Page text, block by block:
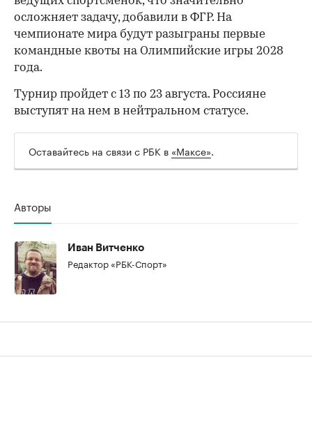
осложняет задачу, добавили в ФГР. На
чемпионате мира будут разыграны первые
командные квоты на Олимпийские игры 2028
года.
Турнир пройдет с 13 по 23 августа. Россияне
выступят на нем в нейтральном статусе.
Оставайтесь на связи с РБК в «Максе».
Авторы
Иван Витченко
Редактор «РБК-Спорт»